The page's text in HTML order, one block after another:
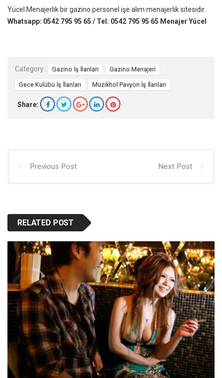
Yücel Menajerlik bir gazino personel işe alım menajerlik sitesidir.
Whatsapp: 0542 795 95 65 / Tel: 0542 795 95 65 Menajer Yücel
Category : Gazino İş İlanları Gazino Menajeri
Gece Kulübü İş İlanları Müzikhol Pavyon İş İlanları
Share:
Previous Post Next Post
RELATED POST